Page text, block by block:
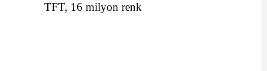
TFT, 16 milyon renk